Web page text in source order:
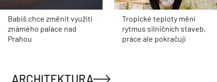
Babiš chce změnit využití
známého paláce nad
Prahou
Tropické teploty mění
rytmus silničních staveb,
práce ale pokračují
ARCHITEKTURA